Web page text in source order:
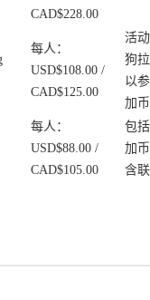
CAD$228.00
每人：
USD$108.00 /
CAD$125.00
活
狗
以
加
每人：
USD$88.00 /
CAD$105.00
包
加
含